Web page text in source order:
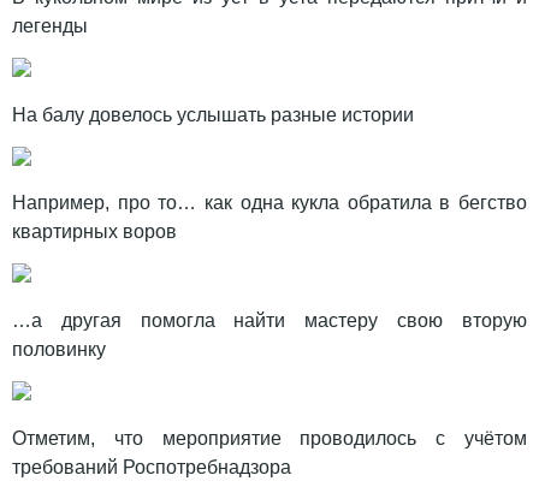
легенды
На балу довелось услышать разные истории
Например, про то… как одна кукла обратила в бегство
квартирных воров
…а другая помогла найти мастеру свою вторую
половинку
Отметим, что мероприятие проводилось с учётом
требований Роспотребнадзора